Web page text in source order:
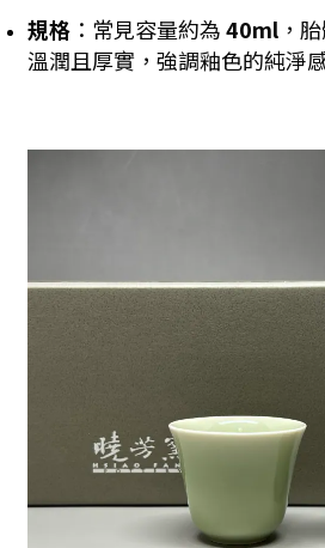
規格 ：常見容量約為40ml ，
溫潤且厚實，強調釉色的純淨